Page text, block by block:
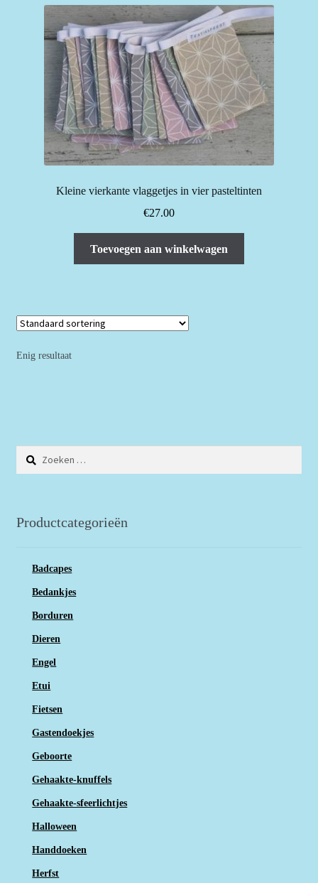
Kleine vierkante vlaggetjes in vier pasteltinten
€27.00
Toevoegen aan winkelwagen
Enig resultaat
Zoeken
naar:
Productcategorieën
Badcapes
Bedankjes
Borduren
Dieren
Engel
Etui
Fietsen
Gastendoekjes
Geboorte
Gehaakte-knuffels
Gehaakte-sfeerlichtjes
Halloween
Handdoeken
Herfst